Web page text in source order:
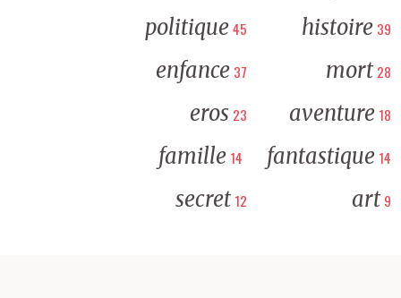
politique45 histoire 39
enfance 37 mort 28
eros 23 aventure 18
famille 14 fantastique 14
secret 12 art 9